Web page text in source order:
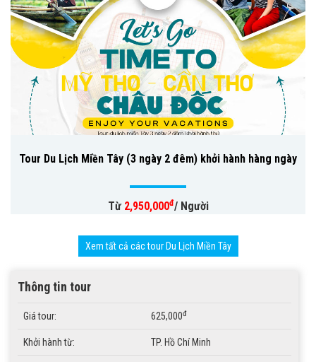
Tour Du Lịch Miền Tây (3 ngày 2 đêm) khởi hành hàng ngày
Từ 2,950,000đ/ Người
Xem tất cả các tour Du Lịch Miền Tây
Thông tin tour
Giá tour: 625,000đ
Khởi hành từ: TP. Hồ Chí Minh